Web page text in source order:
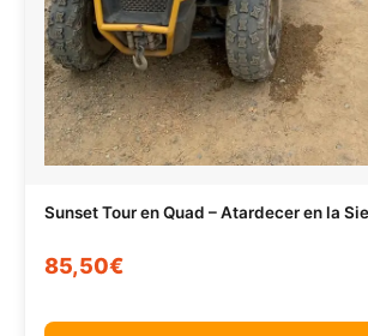
Sunset Tour en Quad – Atardecer en la
85,50€